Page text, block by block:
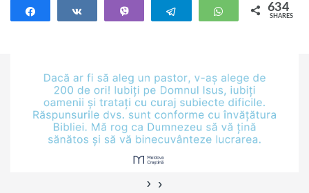
Telegram WhatsApp
634
SHARES
‹ ›